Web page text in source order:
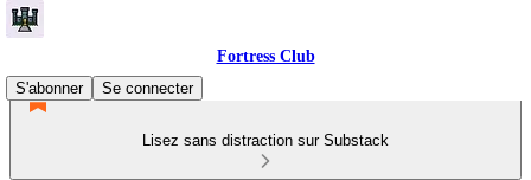
Fortress Club
S'abonner
Se connecter
Lisez sans distraction sur Substack